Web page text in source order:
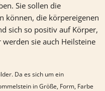
Sie sollen die
können, die körpereigenen
sich so positiv auf Körper,
sie auch Heilsteine
Da es sich um ein
in Größe, Form, Farbe